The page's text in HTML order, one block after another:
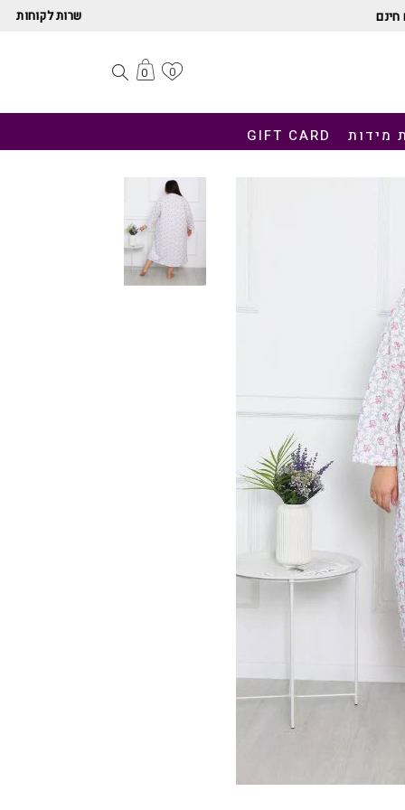
שרות לקוחות חינם
0 0
מידות GIFT CARD